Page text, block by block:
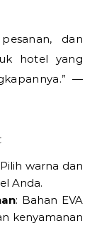
dan
hotel yang
—
warna dan
Anda.
: Bahan EVA
kenyamanan